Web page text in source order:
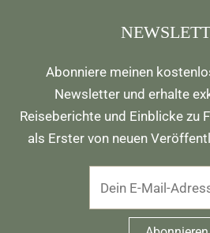
Abonniere meinen
Newsletter und erhalte
Reiseberichte und Einblicke zu
als Erster von neuen